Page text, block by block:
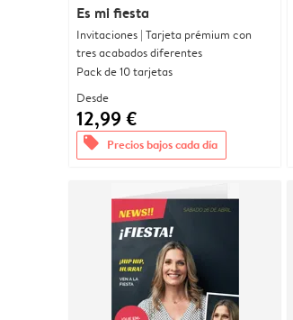
Es mi fiesta
Invitaciones | Tarjeta prémium con
tres acabados diferentes
Pack de 10 tarjetas
Desde
12,99 €
offers Precios bajos cada día